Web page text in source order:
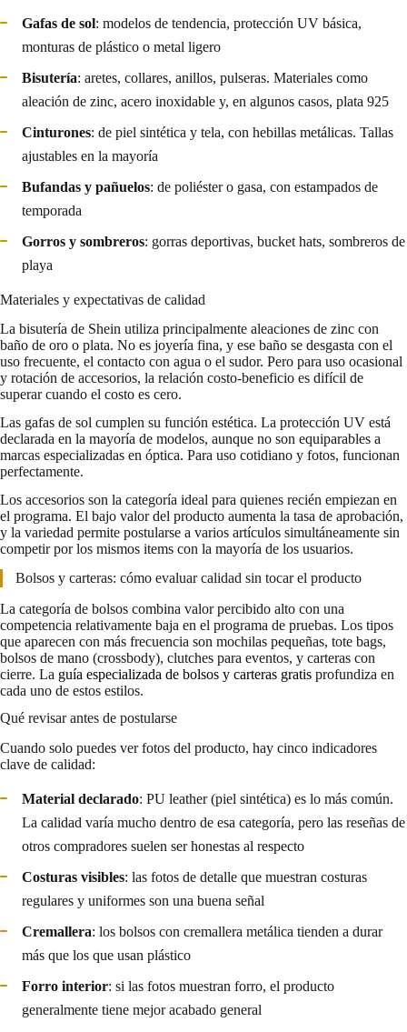
Gafas de sol: modelos de tendencia, protección UV básica,
monturas de plástico o metal ligero
Bisutería: aretes, collares, anillos, pulseras. Materiales como
aleación de zinc, acero inoxidable y, en algunos casos, plata 925
Cinturones: de piel sintética y tela, con hebillas metálicas. Tallas
ajustables en la mayoría
Bufandas y pañuelos: de poliéster o gasa, con estampados de
temporada
Gorros y sombreros: gorras deportivas, bucket hats, sombreros de
playa
Materiales y expectativas de calidad
La bisutería de Shein utiliza principalmente aleaciones de zinc con
baño de oro o plata. No es joyería fina, y ese baño se desgasta con el
uso frecuente, el contacto con agua o el sudor. Pero para uso ocasional
y rotación de accesorios, la relación costo-beneficio es difícil de
superar cuando el costo es cero.
Las gafas de sol cumplen su función estética. La protección UV está
declarada en la mayoría de modelos, aunque no son equiparables a
marcas especializadas en óptica. Para uso cotidiano y fotos, funcionan
perfectamente.
Los accesorios son la categoría ideal para quienes recién empiezan en
el programa. El bajo valor del producto aumenta la tasa de aprobación,
y la variedad permite postularse a varios artículos simultáneamente sin
competir por los mismos items con la mayoría de los usuarios.
Bolsos y carteras: cómo evaluar calidad sin tocar el producto
La categoría de bolsos combina valor percibido alto con una
competencia relativamente baja en el programa de pruebas. Los tipos
que aparecen con más frecuencia son mochilas pequeñas, tote bags,
bolsos de mano (crossbody), clutches para eventos, y carteras con
cierre. La guía especializada de bolsos y carteras gratis profundiza en
cada uno de estos estilos.
Qué revisar antes de postularse
Cuando solo puedes ver fotos del producto, hay cinco indicadores
clave de calidad:
Material declarado: PU leather (piel sintética) es lo más común.
La calidad varía mucho dentro de esa categoría, pero las reseñas de
otros compradores suelen ser honestas al respecto
Costuras visibles: las fotos de detalle que muestran costuras
regulares y uniformes son una buena señal
Cremallera: los bolsos con cremallera metálica tienden a durar
más que los que usan plástico
Forro interior: si las fotos muestran forro, el producto
generalmente tiene mejor acabado general